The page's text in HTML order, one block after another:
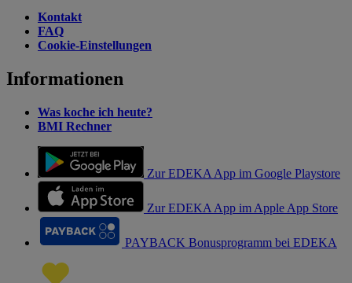
Kontakt
FAQ
Cookie-Einstellungen
Informationen
Was koche ich heute?
BMI Rechner
Zur EDEKA App im Google Playstore
Zur EDEKA App im Apple App Store
PAYBACK Bonusprogramm bei EDEKA